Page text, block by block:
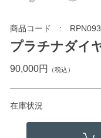
商品コード
プラチナダイ
90,000円 （税込）
在庫状況